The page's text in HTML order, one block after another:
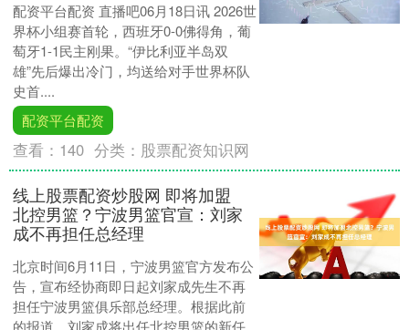
配资平台配资 直播吧06月18日讯 2026世
界杯小组赛首轮，西班牙0-0佛得角，葡
萄牙1-1民主刚果。“伊比利亚半岛双
雄”先后爆出冷门，均送给对手世界杯队
史首....
配资平台配资
查看： 140 分类： 股票配资知识网
线上股票配资炒股网 即将加盟
北控男篮？宁波男篮官宣：刘家
成不再担任总经理
北京时间6月11日，宁波男篮官方发布公
告，宣布经协商即日起刘家成先生不再
担任宁波男篮俱乐部总经理。根据此前
的报道，刘家成将出任北控男篮的新任